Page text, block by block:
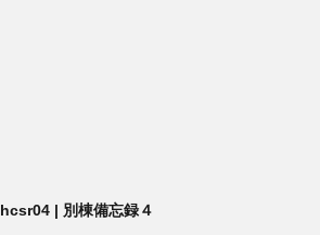
hcsr04 | 別棟備忘録４